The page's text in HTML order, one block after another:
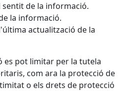
de la informació.
la informació.
actualització de la
es pot limitar per la tutela
com ara la protecció de
o els drets de protecció